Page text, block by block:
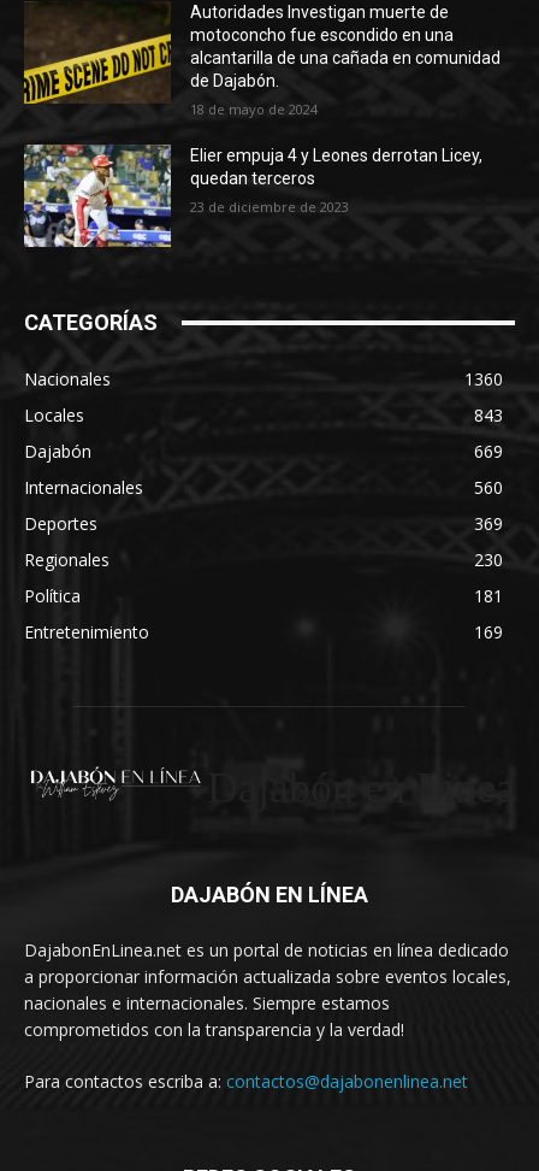
Autoridades Investigan muerte de
motoconcho fue escondido en una
alcantarilla de una cañada en comunidad
de Dajabón.
18 de mayo de 2024
Elier empuja 4 y Leones derrotan Licey,
quedan terceros
23 de diciembre de 2023
CATEGORÍAS
Nacionales
1360
Locales
843
Dajabón
669
Internacionales
560
Deportes
369
Regionales
230
Política
181
Entretenimiento
169
DAJABÓN EN LÍNEA
DajabonEnLinea.net es un portal de noticias en línea dedicado
a proporcionar información actualizada sobre eventos locales,
nacionales e internacionales. Siempre estamos
comprometidos con la transparencia y la verdad!
Para contactos escriba a: contactos@dajabonenlinea.net